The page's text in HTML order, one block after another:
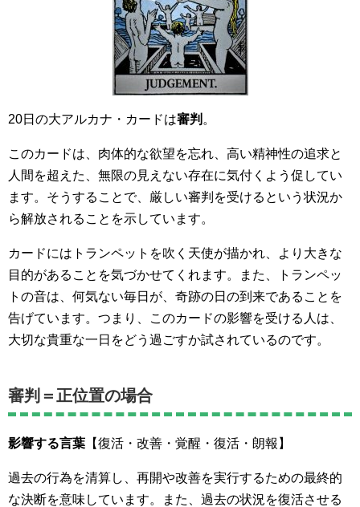
20日の大アルカナ・カードは審判 。
このカードは、肉体的な欲望を忘れ、高い精神性の追求と
人間を超えた、無限の見えない存在に気付くよう促してい
ます。そうすることで、厳しい審判を受けるという状況か
ら解放されることを示しています。
カードにはトランペットを吹く天使が描かれ、より大きな
目的があることを気づかせてくれます。また、トランペッ
トの音は、何気ない毎日が、奇跡の日の到来であることを
告げています。つまり、このカードの影響を受ける人は、
大切な貴重な一日をどう過ごすか試されているのです。
審判＝正位置の場合
影響する言葉 【復活・改善・覚醒・復活・朗報】
過去の行為を清算し、再開や改善を実行するための最終的
な決断を意味しています。また、過去の状況を復活させる